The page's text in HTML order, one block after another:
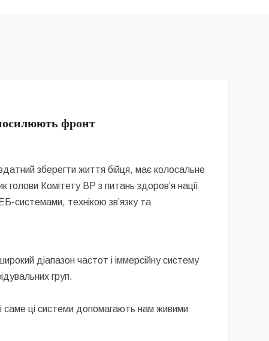
фронт
зберегти життя бійця, має колосальне
Комітету ВР з питань здоровʼя нації
системами, технікою зв’язку та
діапазон частот і іммерсійну систему
груп.
ці системи допомагають нам живими